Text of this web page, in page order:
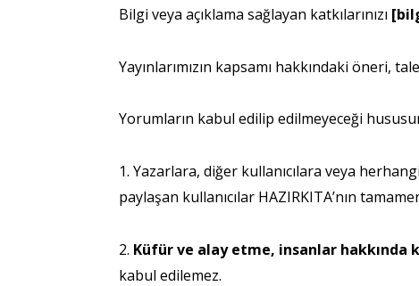
Bilgi veya açıklama sağlayan katkılarınızı
Yayınlarımızın kapsamı hakkındaki öneri,
Yorumların kabul edilip edilmeyeceği
1. Yazarlara, diğer kullanıcılara veya
paylaşan kullanıcılar HAZIRKITA’nın
2. Küfür ve alay etme, insanlar hakkında
kabul edilemez.